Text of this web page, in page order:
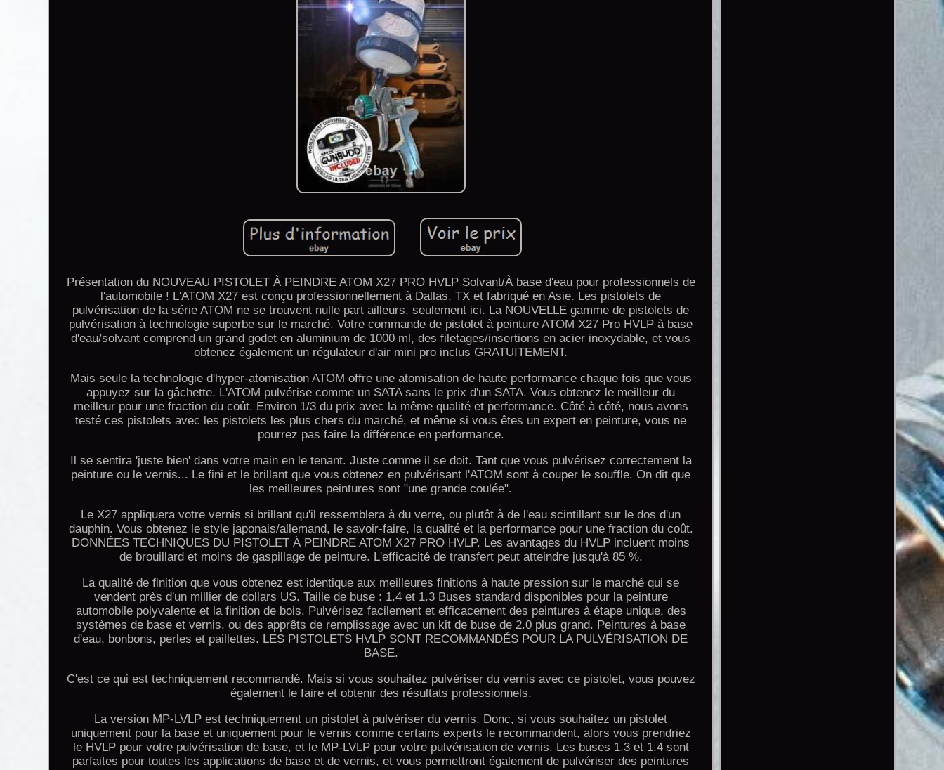
Présentation du NOUVEAU PISTOLET À PEINDRE ATOM X27 PRO HVLP Solvant/À base d'eau pour professionnels de
l'automobile ! L'ATOM X27 est conçu professionnellement à Dallas, TX et fabriqué en Asie. Les pistolets de
pulvérisation de la série ATOM ne se trouvent nulle part ailleurs, seulement ici. La NOUVELLE gamme de pistolets de
pulvérisation à technologie superbe sur le marché. Votre commande de pistolet à peinture ATOM X27 Pro HVLP à base
d'eau/solvant comprend un grand godet en aluminium de 1000 ml, des filetages/insertions en acier inoxydable, et vous
obtenez également un régulateur d'air mini pro inclus GRATUITEMENT.
Mais seule la technologie d'hyper-atomisation ATOM offre une atomisation de haute performance chaque fois que vous
appuyez sur la gâchette. L'ATOM pulvérise comme un SATA sans le prix d'un SATA. Vous obtenez le meilleur du
meilleur pour une fraction du coût. Environ 1/3 du prix avec la même qualité et performance. Côté à côté, nous avons
testé ces pistolets avec les pistolets les plus chers du marché, et même si vous êtes un expert en peinture, vous ne
pourrez pas faire la différence en performance.
Il se sentira 'juste bien' dans votre main en le tenant. Juste comme il se doit. Tant que vous pulvérisez correctement la
peinture ou le vernis... Le fini et le brillant que vous obtenez en pulvérisant l'ATOM sont à couper le souffle. On dit que
les meilleures peintures sont "une grande coulée".
Le X27 appliquera votre vernis si brillant qu'il ressemblera à du verre, ou plutôt à de l'eau scintillant sur le dos d'un
dauphin. Vous obtenez le style japonais/allemand, le savoir-faire, la qualité et la performance pour une fraction du coût.
DONNÉES TECHNIQUES DU PISTOLET À PEINDRE ATOM X27 PRO HVLP. Les avantages du HVLP incluent moins
de brouillard et moins de gaspillage de peinture. L'efficacité de transfert peut atteindre jusqu'à 85 %.
La qualité de finition que vous obtenez est identique aux meilleures finitions à haute pression sur le marché qui se
vendent près d'un millier de dollars US. Taille de buse : 1.4 et 1.3 Buses standard disponibles pour la peinture
automobile polyvalente et la finition de bois. Pulvérisez facilement et efficacement des peintures à étape unique, des
systèmes de base et vernis, ou des apprêts de remplissage avec un kit de buse de 2.0 plus grand. Peintures à base
d'eau, bonbons, perles et paillettes. LES PISTOLETS HVLP SONT RECOMMANDÉS POUR LA PULVÉRISATION DE
BASE.
C'est ce qui est techniquement recommandé. Mais si vous souhaitez pulvériser du vernis avec ce pistolet, vous pouvez
également le faire et obtenir des résultats professionnels.
La version MP-LVLP est techniquement un pistolet à pulvériser du vernis. Donc, si vous souhaitez un pistolet
uniquement pour la base et uniquement pour le vernis comme certains experts le recommandent, alors vous prendriez
le HVLP pour votre pulvérisation de base, et le MP-LVLP pour votre pulvérisation de vernis. Les buses 1.3 et 1.4 sont
parfaites pour toutes les applications de base et de vernis, et vous permettront également de pulvériser des peintures